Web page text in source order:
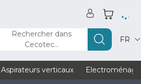
Rechercher dans
Cecotec...
FR
Aspirateurs verticaux